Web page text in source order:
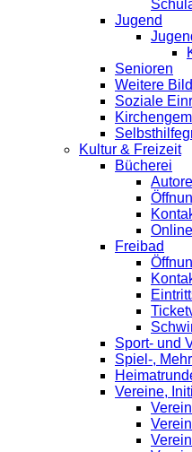
Jugend
Senioren
Weitere
Soziale
Kultur & Freizeit
Bücherei
Freibad
Sport- und
Spiel-,
Vereine,